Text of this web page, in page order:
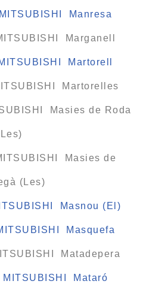
Manresa
Marganell
Martorell
Martorelles
Masies de Roda
Masies de
(Les)
Masnou (El)
Masquefa
Matadepera
Mataró